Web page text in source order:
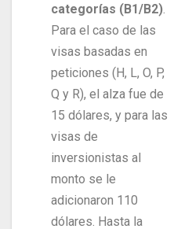
categorías (B1/B2)
Para el caso de las
visas basadas en
peticiones (H, L, O, P,
Q y R), el alza fue de
15 dólares, y para las
visas de
inversionistas al
monto se le
adicionaron 110
dólares. Hasta la